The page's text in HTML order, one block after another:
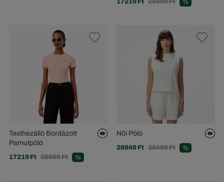
%
Testhezálló Bordázott
Pamutpóló
17219 Ft 28699 Ft %
Női Póló
26949 Ft 38499 Ft %